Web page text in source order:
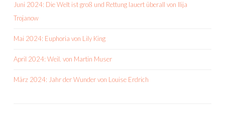
Juni 2024: Die Welt ist groß und Rettung lauert überall von Ilija
Trojanow
Mai 2024: Euphoria von Lily King
April 2024: Weil. von Martin Muser
März 2024: Jahr der Wunder von Louise Erdrich